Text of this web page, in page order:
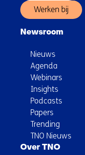
Werken bij
Newsroom
Nieuws
Agenda
Webinars
Insights
Podcasts
Papers
Trending
TNO Nieuws
Over TNO